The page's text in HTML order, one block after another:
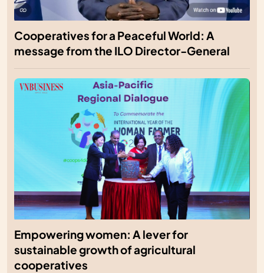
Cooperatives for a Peaceful World: A
message from the ILO Director-General
Empowering women: A lever for
sustainable growth of agricultural
cooperatives